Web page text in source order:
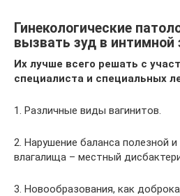
Гинекологические
вызвать зуд в интимной
Их лучше всего решать с
специалиста и специальных
1. Различные виды вагинитов.
2. Нарушение баланса полезной
влагалища – местный
3. Новообразования, как